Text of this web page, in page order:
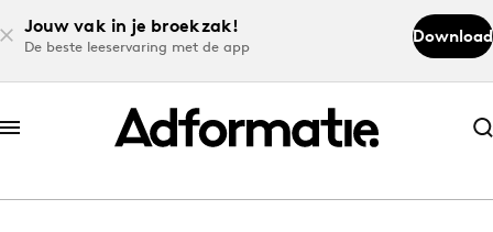
Jouw vak in je broekzak!
De beste leeservaring met de app
Download
Abonneer nu
Abonneer nu